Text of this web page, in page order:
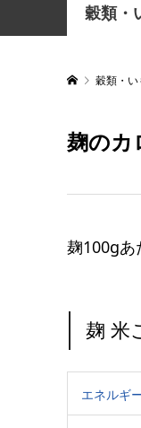
穀類・
穀類・
麹のカ
麹100gあ
麹 米
エネルギ